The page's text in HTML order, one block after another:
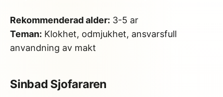
Rekommenderad alder: 3-5 ar
Teman: Klokhet, odmjukhet, ansvarsfull
anvandning av makt
Sinbad Sjofararen